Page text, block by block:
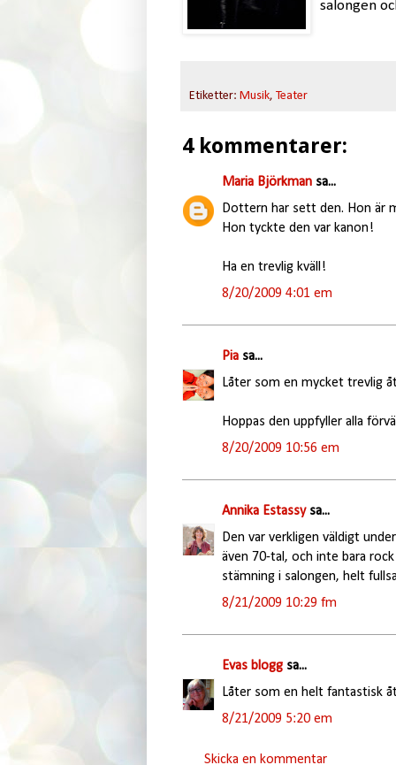
salongen
Etiketter: Musik, Teater
4 kommentarer:
Maria Björkmansa...
Dottern har sett den. Hon är
Hon tyckte den var kanon!
Ha en trevlig kväll!
8/20/2009 4:01 em
Piasa...
Låter som en mycket trevlig
Hoppas den uppfyller alla
8/20/2009 10:56 em
Annika Estassysa...
Den var verkligen väldigt
även 70-tal, och inte bara
stämning i salongen, helt
8/21/2009 10:29 fm
Evas bloggsa...
Låter som en helt fantastisk
8/21/2009 5:20 em
Skicka en kommentar